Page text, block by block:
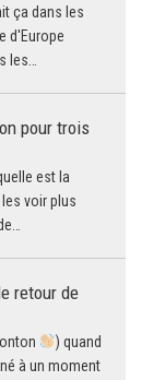
ça dans les
d'Europe
pour trois
est la
voir plus
retour de
) quand
à un moment